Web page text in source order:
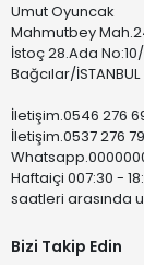
Umut Oyuncak
Mahmutbey
İstoç 28.Ada
Bağcılar/İSTANBUL
İletişim.0546 276
İletişim.0537 276
Haftaiçi 007:30 -
saatleri arasında
Bizi Takip Edin